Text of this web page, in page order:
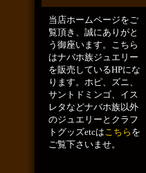
当店ホームページをご
覧頂き、誠にありがと
う御座います。こちら
はナバホ族ジュエリー
を販売しているHPにな
ります。ホピ、ズニ、
サントドミンゴ、イス
レタなどナバホ族以外
のジュエリーとクラフ
トグッズetcはこちら を
ご覧下さいませ。